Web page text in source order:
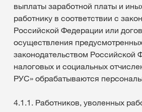
выплаты заработной платы и
работнику в соответствии с
Российской Федерации или
осуществления
законодательством Российской
налоговых и социальных
РУС» обрабатываются
4.1.1. Работников, уволенных